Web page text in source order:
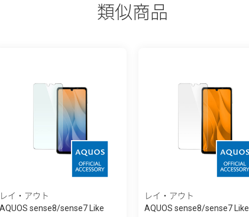
類似商品
レイ・アウト
AQUOS sense8/sense7 Like
レイ・アウト
AQUOS sense8/sense7 Like